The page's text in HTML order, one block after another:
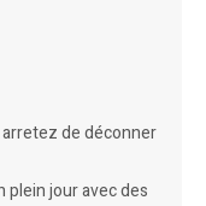
de déconner
plein jour avec des